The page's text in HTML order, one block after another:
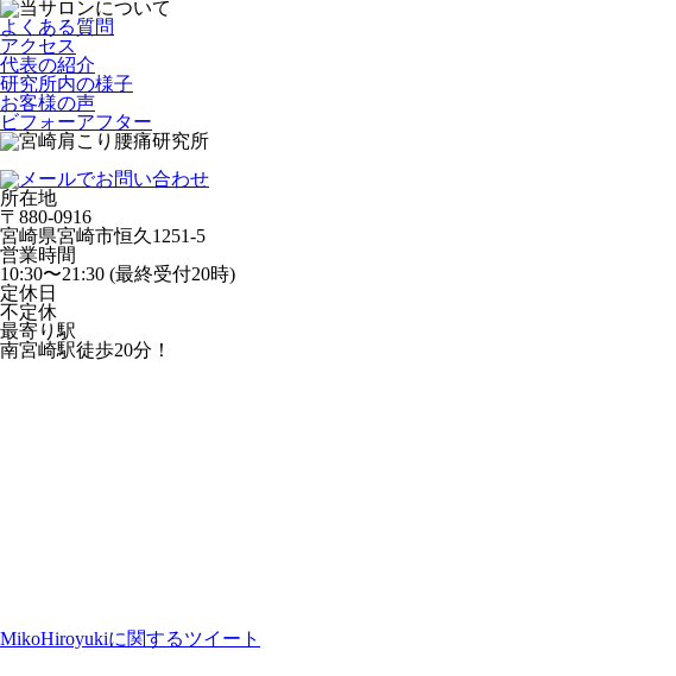
よくある質問
アクセス
代表の紹介
研究所内の様子
お客様の声
ビフォーアフター
所在地
〒880-0916
宮崎県宮崎市恒久1251-5
営業時間
10:30〜21:30 (最終受付20時)
定休日
不定休
最寄り駅
南宮崎駅徒歩20分！
MikoHiroyukiに関するツイート